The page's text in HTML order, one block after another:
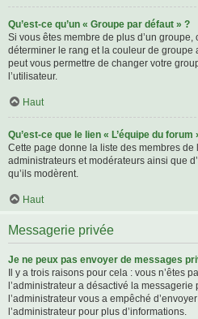
Qu’est-ce qu’un « Groupe par défaut » ?
Si vous êtes membre de plus d’un
déterminer le rang et la couleur de groupe
peut vous permettre de changer votre
l’utilisateur.
Haut
Qu’est-ce que le lien « L’équipe du forum
Cette page donne la liste des membres de
administrateurs et modérateurs ainsi que
qu’ils modèrent.
Haut
Messagerie privée
Je ne peux pas envoyer de messages
Il y a trois raisons pour cela : vous n’êtes
l’administrateur a désactivé la
l’administrateur vous a empêché
l’administrateur pour plus d’informations.